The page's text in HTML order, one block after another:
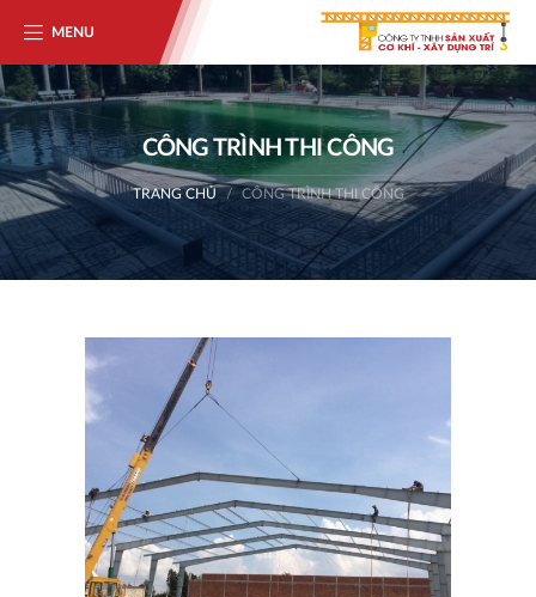
MENU
CÔNG TRÌNH THI CÔNG
TRANG CHỦ CÔNG TRÌNH THI CÔNG